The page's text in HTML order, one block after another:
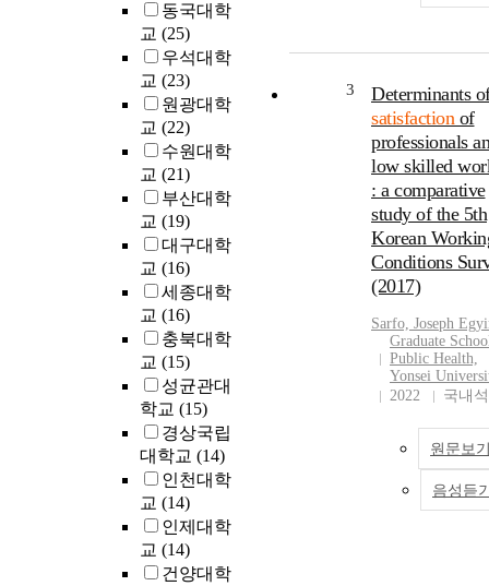
동국대학
교 (25)
우석대학
교 (23)
원광대학
교 (22)
수원대학
교 (21)
부산대학
교 (19)
대구대학
교 (16)
세종대학
교 (16)
충북대학
교 (15)
성균관대
학교 (15)
경상국립
대학교 (14)
인천대학
교 (14)
인제대학
교 (14)
건양대학
3
Determinants
satisfactionof
professionals
low skilled
: a comparative
study of the 5th
Korean
Conditions
(2017)
Sarfo, Joseph
Graduate
Public Health,
Yonsei
2022
국내
원문보
음성듣